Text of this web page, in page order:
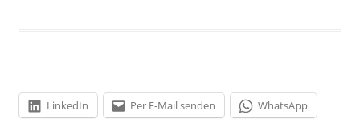
LinkedIn Per E-Mail senden WhatsApp